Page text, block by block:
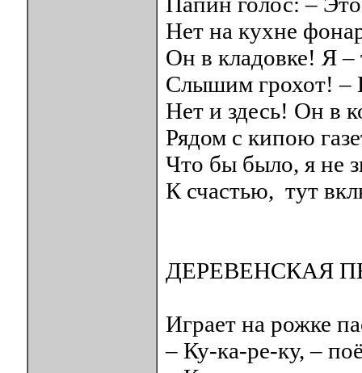
Нет на кухне
Он в кладовке! Я
Слышим грохот! –
Нет и здесь! Он в
Рядом с кипою
Что бы было, я не
К счастью, тут
ДЕРЕВЕНСКАЯ
Играет на рожке
– Ку-ка-ре-ку, –